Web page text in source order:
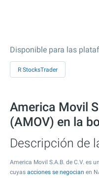
Disponible para las
R StocksTrader
America Movil
(AMOV) en la
Descripción de
America Movil S.A.B. de C.V. es
cuyas acciones se negocian en